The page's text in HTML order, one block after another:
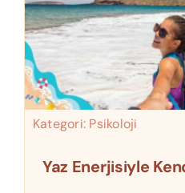
Kategori: Psikoloji
Yaz Enerjisiyle